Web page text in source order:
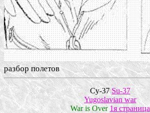
разбор полетов
Су-37 Su-37
Yugoslavian war
War is Over 1я страница